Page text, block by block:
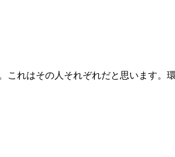
これはその人それぞれだと思います。